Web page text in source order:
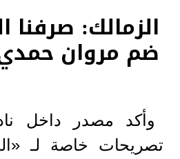
الزمالك: صرفنا
ضم مروان
وأكد مصدر داخل
تصريحات خاصة لـ